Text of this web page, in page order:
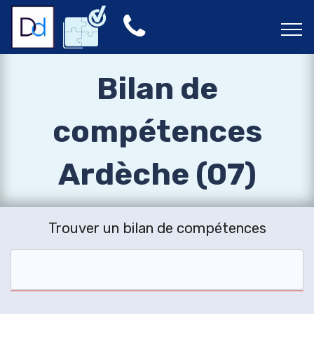
Bilan de
compétences
Ardèche (07)
Trouver un bilan de compétences